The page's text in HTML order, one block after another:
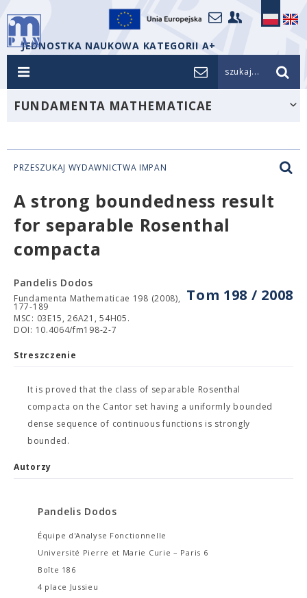
JEDNOSTKA NAUKOWA KATEGORII A+
szukaj...
FUNDAMENTA MATHEMATICAE
PRZESZUKAJ WYDAWNICTWA IMPAN
A strong boundedness result
for separable Rosenthal
compacta
Tom 198 / 2008
Pandelis Dodos
Fundamenta Mathematicae 198 (2008),
177-189
MSC: 03E15, 26A21, 54H05.
DOI: 10.4064/fm198-2-7
Streszczenie
It is proved that the class of separable Rosenthal
compacta on the Cantor set having a uniformly bounded
dense sequence of continuous functions is strongly
bounded.
Autorzy
Pandelis Dodos
Équipe d'Analyse Fonctionnelle
Université Pierre et Marie Curie – Paris 6
Boîte 186
4 place Jussieu